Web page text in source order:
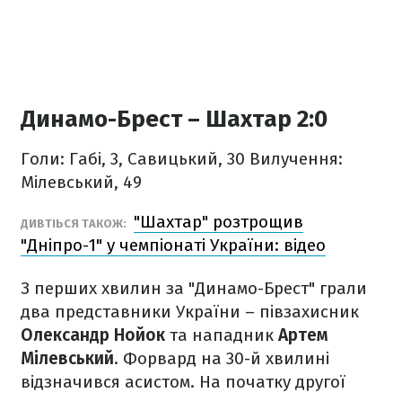
Динамо-Брест – Шахтар 2:0
Голи: Габі, 3, Савицький, 30 Вилучення:
Мілевський, 49
ДИВТІЬСЯ ТАКОЖ:
"Шахтар" розтрощив
"Дніпро-1" у чемпіонаті України: відео
З перших хвилин за "Динамо-Брест" грали
два представники України – півзахисник
Олександр Нойок та нападник Артем
Мілевський. Форвард на 30-й хвилині
відзначився асистом. На початку другої